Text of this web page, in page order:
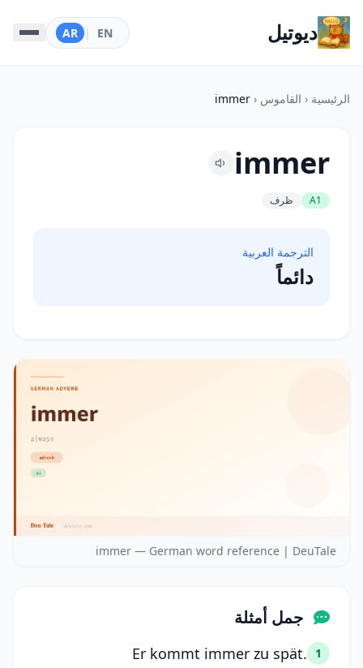
ديوتيل EN
|
AR
الرئيسية ‹ القاموس ‹
immer
immer
A1 ظرف
الترجمة العربية
دائماً
immer — German word reference | DeuTale
جمل أمثلة
1
Er kommt immer zu spät.